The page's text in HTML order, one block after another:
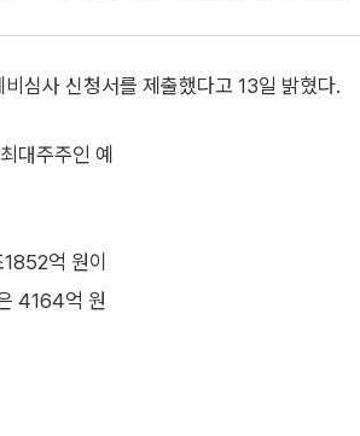
심사 신청서를 제출했다고 13일 밝혔다.
대주주인 예
억 원이
4164억 원